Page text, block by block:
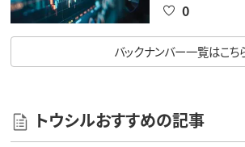
0
バックナンバー一覧はこち
トウシルおすすめの記事